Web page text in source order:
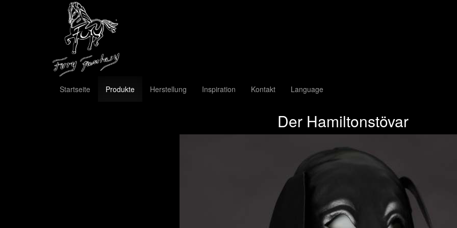
Startseite Produkte Herstellung Inspiration Kontakt Language
Der Hamiltonstövar